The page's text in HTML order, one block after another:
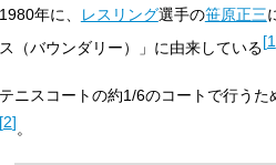
1980年に、 レスリング選手の笹原正三
ス（バウンダリー）」に由来している[1
テニスコートの約1/6のコートで行う
[2]。